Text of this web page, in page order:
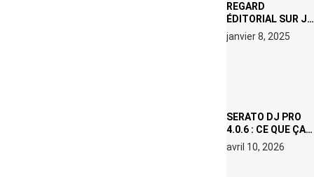
REGARD
ÉDITORIAL SUR JE
M’APPELLE TIM
(NETFLIX) : AVICII,
janvier 8, 2025
SERATO DJ PRO
4.0.6 : CE QUE ÇA
CHANGE, MÊME SI
VOUS N’ÊTES NI
avril 10, 2026